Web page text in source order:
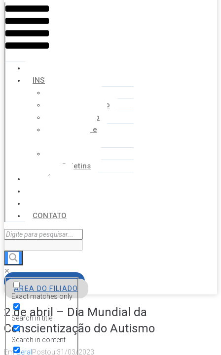
Menu
INSTITUCIONAL
Coordenação
Financeiro
Estatuto e
Boletins
NOTÍCIAS
CONTATO
Exact matches only
Search in title
Search in content
ÁREA DO FILIADO
2 de abril – Dia Mundial da
Conscientização do Autismo
EmGeral Postou 31/03/2023